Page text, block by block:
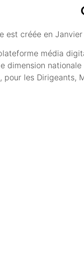
est créée en
média
dimension
pour les Dirigeants,